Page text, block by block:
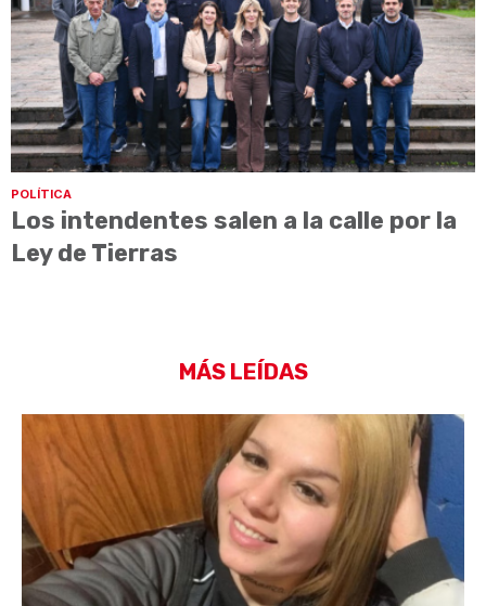
POLÍTICA
Los intendentes salen a la calle por la
Ley de Tierras
MÁS LEÍDAS